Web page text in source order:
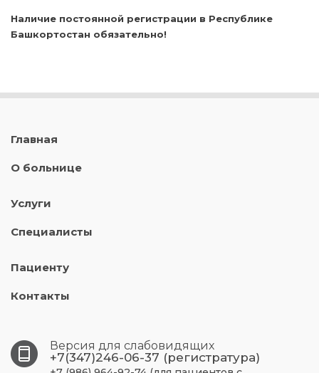
Наличие постоянной регистрации в Республике
Башкортостан обязательно!
Главная
О больнице
Услуги
Специалисты
Пациенту
Контакты
Версия для слабовидящих
+7(347)246-06-37 (регистратура)